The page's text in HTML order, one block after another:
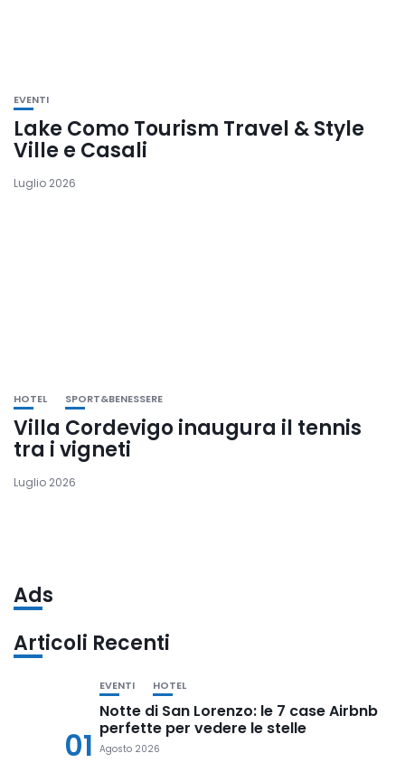
EVENTI
Lake Como Tourism Travel & Style
Ville e Casali
Luglio 2026
HOTEL SPORT&BENESSERE
Villa Cordevigo inaugura il tennis
tra i vigneti
Luglio 2026
Ads
Articoli Recenti
01
EVENTI HOTEL
Notte di San Lorenzo: le 7 case Airbnb
perfette per vedere le stelle
Agosto 2026